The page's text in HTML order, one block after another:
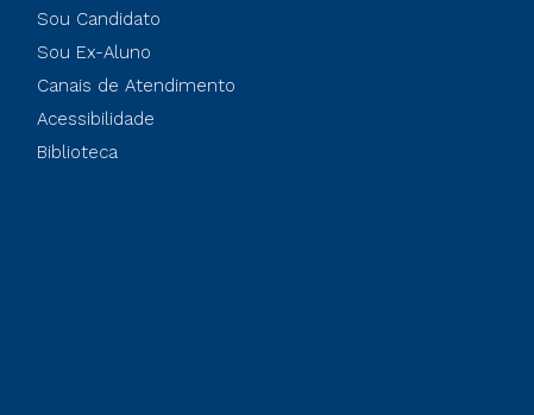
Sou Candidato
Sou Ex-Aluno
Canais de Atendimento
Acessibilidade
Biblioteca